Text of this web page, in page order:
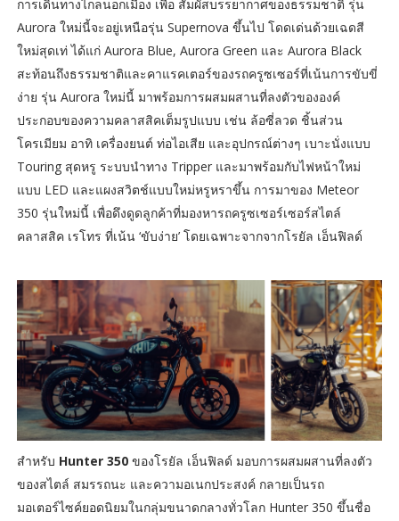
การเดินทางไกลนอกเมือง เพื่อ สัมผัสบรรยากาศของธรรมชาติ รุ่น
Aurora ใหม่นี้จะอยู่เหนือรุ่น Supernova ขึ้นไป โดดเด่นด้วยเฉดสี
ใหม่สุดเท่ ได้แก่ Aurora Blue, Aurora Green และ Aurora Black
สะท้อนถึงธรรมชาติและคาแรคเตอร์ของรถครูซเซอร์ที่เน้นการขับขี่
ง่าย รุ่น Aurora ใหม่นี้ มาพร้อมการผสมผสานที่ลงตัวขององค์
ประกอบของความคลาสสิคเต็มรูปแบบ เช่น ล้อซี่ลวด ชิ้นส่วน
โครเมียม อาทิ เครื่องยนต์ ท่อไอเสีย และอุปกรณ์ต่างๆ เบาะนั่งแบบ
Touring สุดหรู ระบบนำทาง Tripper และมาพร้อมกับไฟหน้าใหม่
แบบ LED และแผงสวิตช์แบบใหม่หรูหราขึ้น การมาของ Meteor
350 รุ่นใหม่นี้ เพื่อดึงดูดลูกค้าที่มองหารถครูซเซอร์เซอร์สไตล์
คลาสสิค เรโทร ที่เน้น ‘ขับง่าย’ โดยเฉพาะจากจากโรยัล เอ็นฟิลด์
สำหรับ Hunter 350 ของโรยัล เอ็นฟิลด์ มอบการผสมผสานที่ลงตัว
ของสไตล์ สมรรถนะ และความอเนกประสงค์ กลายเป็นรถ
มอเตอร์ไซค์ยอดนิยมในกลุ่มขนาดกลางทั่วโลก Hunter 350 ขึ้นชื่อ